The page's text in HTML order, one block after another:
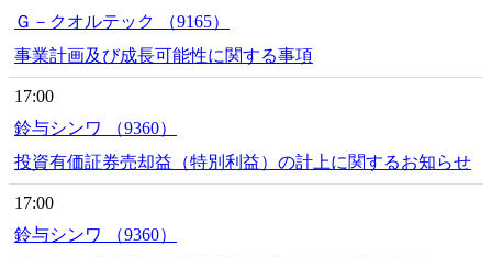
Ｇ－クオルテック （9165）
事業計画及び成長可能性に関する事項
17:00
鈴与シンワ （9360）
投資有価証券売却益（特別利益）の計上に関するお知らせ
17:00
鈴与シンワ （9360）